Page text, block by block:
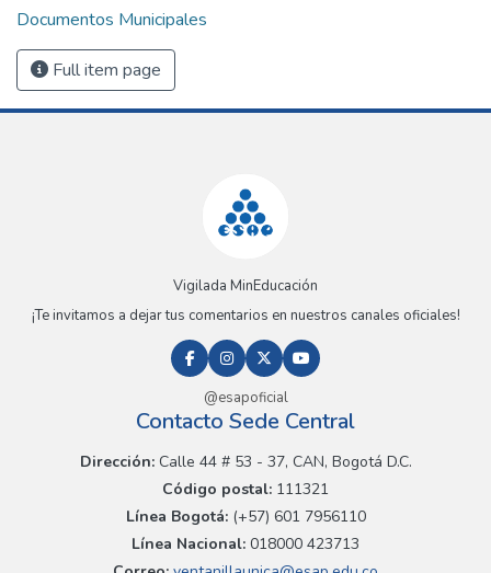
Documentos Municipales
Full item page
Vigilada MinEducación
¡Te invitamos a dejar tus comentarios en nuestros canales oficiales!
@esapoficial
Contacto Sede Central
Dirección:Calle 44 # 53 - 37, CAN, Bogotá D.C.
Código postal: 111321
Línea Bogotá:(+57) 601 7956110
Línea Nacional: 018000 423713